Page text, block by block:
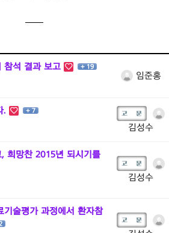
참석 결과 보고 + 19
임준홍
. + 7
김성수
희망찬 2015년 되시기를
김성수
기술평가 과정에서 환자참